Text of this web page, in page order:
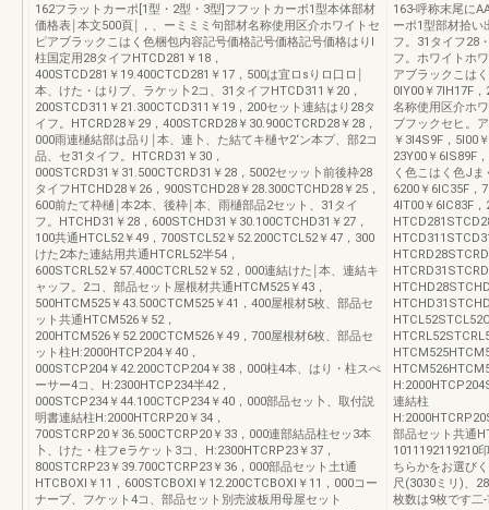
162フラットカーポ[1型・2型・3型]フフットカーボ1型本体部材
価格表￨本文500頁￨，、ーミミミ句部材名称使用区介ホワイトセ
ピアブラックこはく色梱包内容記号価格記号価格記号価格はりI
柱国定用28タイフHTCD281￥18，
400STCD281￥19.400CTCD281￥17，500は宜ロsりロ口ロ￨
本、けた・はりブ、ラケッ卜2コ、31タイフHTCD311￥20，
200STCD311￥21.300CTCD311￥19，200セット連結はり28タ
イフ。HTCRD28￥29，400STCRD28￥30.900CTCRD28￥28，
000雨連樋結部は品り￨本、連卜、た結てキ樋ヤ2‘ン本プ、部2コ
品、セ31タイフ。HTCRD31￥30，
000STCRD31￥31.500CTCRD31￥28，5002セッッ卜前後枠28
タイフHTCHD28￥26，900STCHD28￥28.300CTCHD28￥25，
600前たて枠樋￨本2本、後枠￨本、雨樋部品2セット、31タイ
フ。HTCHD31￥28，600STCHD31￥30.100CTCHD31￥27，
100共通HTCL52￥49，700STCL52￥52.200CTCL52￥47，300
けた2本た連結用共通HTCRL52半54，
600STCRL52￥57.400CTCRL52￥52，000連結けた￨本、連結キ
ャッフ。2コ、部品セット屋根材共通HTCM525￥43，
500HTCM525￥43.500CTCM525￥41，400屋根材5枚、部品セ
ット共通HTCM526￥52，
200HTCM526￥52.200CTCM526￥49，700屋根材6枚、部品セ
ット柱H:2000HTCP204￥40，
000STCP204￥42.200CTCP204￥38，000柱4本、はり・柱スぺ
ーサー4コ、H:2300HTCP234半42，
000STCP234￥44.100CTCP234￥40，000部品セッ卜、取付説
明書連結柱H:2000HTCRP20￥34，
700STCRP20￥36.500CTCRP20￥33，000連部結品柱セッ3本
卜、けた・柱フeラケット3コ、H:2300HTCRP23￥37，
800STCRP23￥39.700CTCRP23￥36，000部品セット土t通
HTCBOXI￥11，600STCBOXI￥12.200CTCBOXI￥11，000コー
ナーブ、フケット4コ、部品セット別売波板用母屋セット
163-呼称末尾に
ーポ1型部材拾い
フ。31タイフ28
フ。ホワイトホ
アブラックこは
0lY00￥7lH17F
名称使用区介ホ
ブフックセヒ。
￥3l4S9F，5l00
23Y00￥6lS89F
く色こはく色J
6200￥6lC35F，
4lT00￥6lC83F
連結柱
部品セット共通
1011192119210
ちらかをお選び
尺(3030ミリ)、
枚数は9枚です二